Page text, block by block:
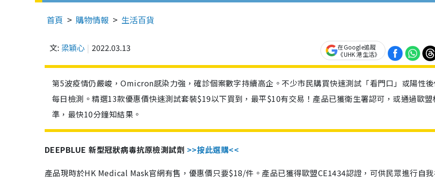
首頁 購物情報 生活百貨
文: 梁穎心 2022.03.13
在Google追蹤
《UHK 港生活》
第5波疫情仍嚴峻，Omicron感染力強，確診個案數字持續高企。不少市民購買快速測試「看門口」或陽性
每日檢測。精選13款優惠價快速測試套裝$19以下買到，最平$10有交易！產品已獲衛生署認可，或通過歐盟
準，最快10分鐘知結果。
DEEPBLUE 新型冠狀病毒抗原檢測試劑 >>按此選購<<
產品現時於HK Medical Mask官網有售，優惠價只要$18/件。產品已獲得歐盟CE1434認證，可供民眾進行自